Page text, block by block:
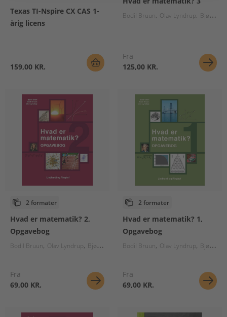
Texas TI-Nspire CX CAS 1-
årig licens
159,00 KR.
Bodil Bruun Olav Lyndrup Bjørn Grøn
Fra
125,00 KR.
2 formater
Hvad er matematik? 2,
Opgavebog
Bodil Bruun Olav Lyndrup Bjørn Grøn
Fra
69,00 KR.
2 formater
Hvad er matematik? 1,
Opgavebog
Bodil Bruun Olav Lyndrup Bjørn Grøn
Fra
69,00 KR.